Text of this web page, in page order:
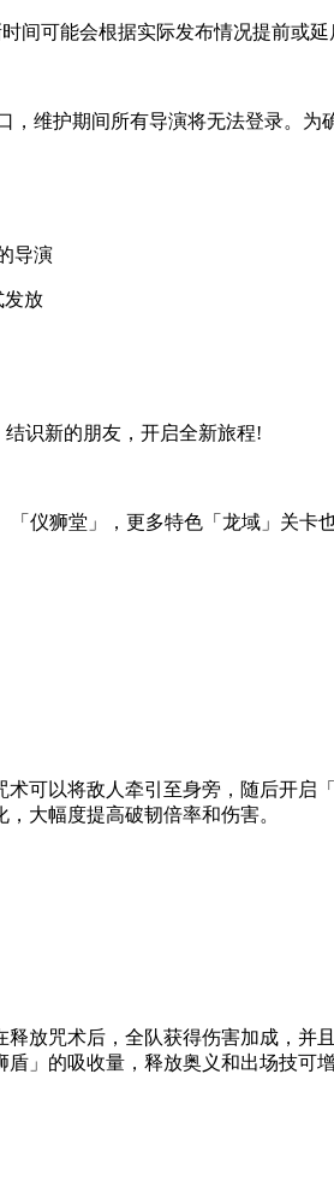
间可能会根据实际发布情况提前或延
护期间所有导演将无法登录。为
导演
放
识新的朋友，开启全新旅程!
狮堂」，更多特色「龙域」关卡
以将敌人牵引至身旁，随后开启
大幅度提高破韧倍率和伤害。
咒术后，全队获得伤害加成，并
」的吸收量，释放奥义和出场技可